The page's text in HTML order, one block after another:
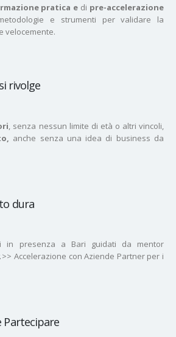
pratica e di pre-accelerazione
e strumenti per validare la
velocemente.
rivolge
, senza nessun limite di età o altri vincoli,
anche senza una idea di business da
dura
in presenza a Bari guidati da mentor
>> Accelerazione con Aziende Partner per i
Partecipare